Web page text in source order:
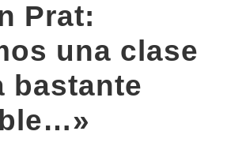
Prat:
una clase
bastante